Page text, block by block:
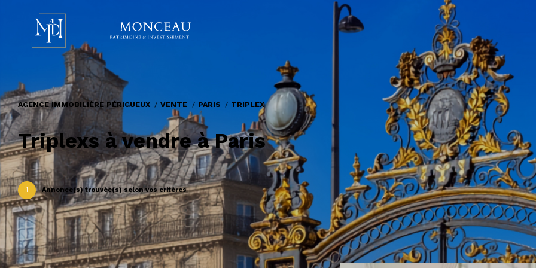
AGENCE IMMOBILIÈRE PÉRIGUEUX VENTE PARIS TRIPLEX
Triplexs à vendre à Paris
1 Annonce(s) trouvée(s) selon vos critères